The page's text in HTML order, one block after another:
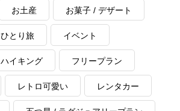
お土産 お菓子 / デザート
ひとり旅 イベント
ハイキング フリープラン
レトロ可愛い レンタカー